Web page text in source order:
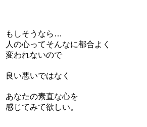
もしそうなら…
人の心ってそんなに都合よく
変われないので
良い悪いではなく
あなたの素直な心を
感じてみて欲しい。